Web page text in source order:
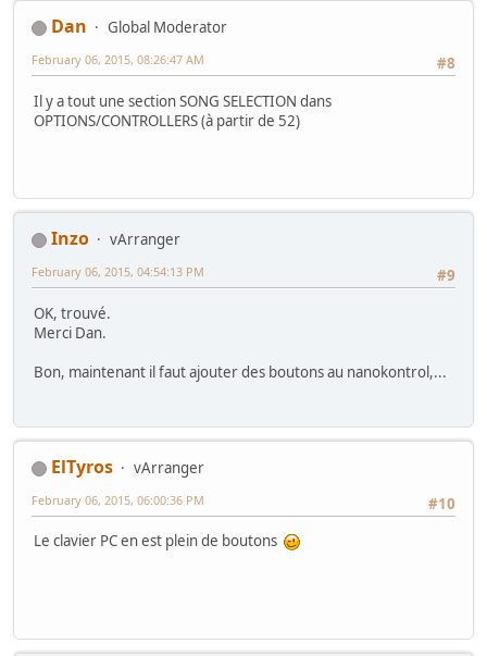
Dan
Global Moderator
#8
February 06, 2015, 08:26:47 AM
Il y a tout une section SONG SELECTION dans
OPTIONS/CONTROLLERS (à partir de 52)
Inzo
vArranger
#9
February 06, 2015, 04:54:13 PM
OK, trouvé.
Merci Dan.
Bon, maintenant il faut ajouter des boutons au nanokontrol,...
ElTyros
vArranger
#10
February 06, 2015, 06:00:36 PM
Le clavier PC en est plein de boutons